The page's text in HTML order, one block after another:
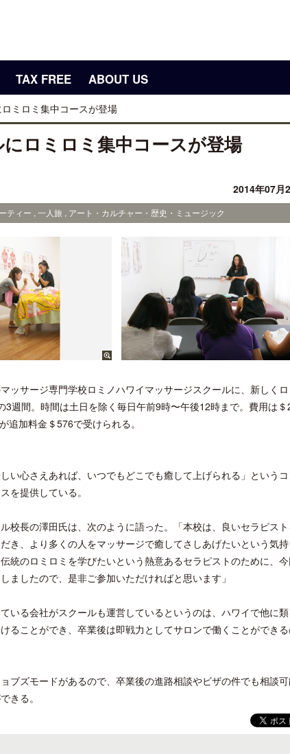
TAX FREE ABOUT US
ミロミ集中コースが登場
ロミロミ集中コースが登場
2014年07月
ィー , 一人旅 , アート・カルチャー・歴史・ミュージック
ッサージ専門学校ロミノハワイマッサージスクールに、新しく
週間。時間は土日を除く毎日午前9時〜午後12時まで。費用は
加料金＄576で受けられる。
心さえあれば、いつでもどこでも癒して上げられる」という
を提供している。
長の澤田氏は、次のように語った。「本校は、良いセラピス
き、より多くの人をマッサージで癒してさしあげたいという気
統のロミロミを学びたいという熱意あるセラピストのために、
したので、是非ご参加いただければと思います」
る会社がスクールも運営しているというのは、ハワイで他に
ることができ、卒業後は即戦力としてサロンで働くことができ
ズモードがあるので、卒業後の進路相談やビザの件でも相談
きる。
ズニーゆかりのスポット